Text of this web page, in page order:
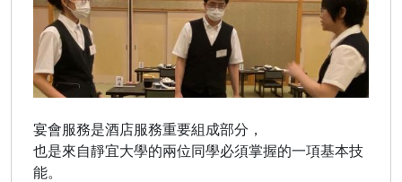
宴會服務是酒店服務重要組成部分，
也是來自靜宜大學的兩位同學必須掌握的一項基本技
能。